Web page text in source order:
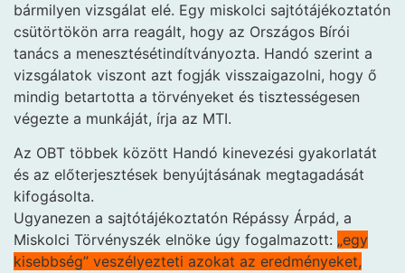
bármilyen vizsgálat elé. Egy miskolci sajtótájékoztatón
csütörtökön arra reagált, hogy az Országos Bírói
tanács a menesztésétindítványozta. Handó szerint a
vizsgálatok viszont azt fogják visszaigazolni, hogy ő
mindig betartotta a törvényeket és tisztességesen
végezte a munkáját, írja az MTI.
Az OBT többek között Handó kinevezési gyakorlatát
és az előterjesztések benyújtásának megtagadását
kifogásolta.
Ugyanezen a sajtótájékoztatón Répássy Árpád, a
Miskolci Törvényszék elnöke úgy fogalmazott: „egy
kisebbség” veszélyezteti azokat az eredményeket,